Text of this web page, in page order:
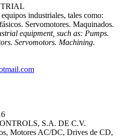
industriales, tales como:
Servomotores. Maquinados.
equipment, such as: Pumps.
Servomotors. Machining.
S.A. DE C.V.
Motores AC/DC, Drives de CD,